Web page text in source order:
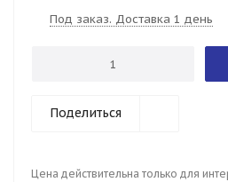
Под заказ. Доставка 1 день
Поделиться
Цена действительна только для